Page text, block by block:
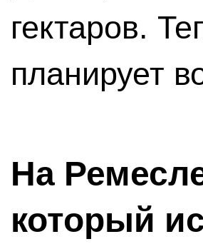
гектаров.
планирует
На
который